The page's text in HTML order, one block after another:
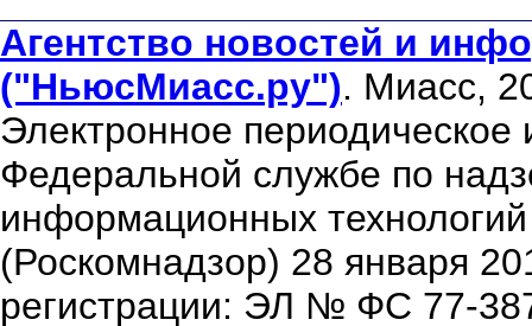
Агентство новостей и
("НьюсМиасс.ру"). Миасс,
Электронное периодическое
Федеральной службе по
информационных
(Роскомнадзор) 28 января
регистрации: ЭЛ № ФС 77-